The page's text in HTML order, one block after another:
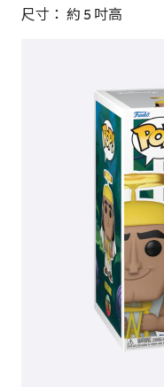
尺寸： 約 5 吋高